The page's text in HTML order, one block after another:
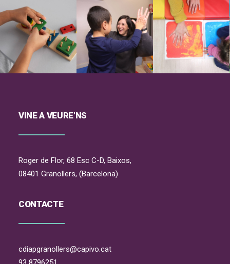
VINE A VEURE'NS
Roger de Flor, 68 Esc C-D, Baixos,
08401 Granollers, (Barcelona)
CONTACTE
cdiapgranollers@capivo.cat